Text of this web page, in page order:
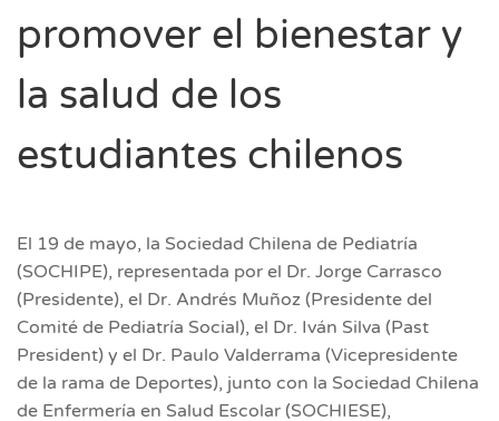
promover el bienestar y
la salud de los
estudiantes chilenos
El 19 de mayo, la Sociedad Chilena de Pediatría
(SOCHIPE), representada por el Dr. Jorge Carrasco
(Presidente), el Dr. Andrés Muñoz (Presidente del
Comité de Pediatría Social), el Dr. Iván Silva (Past
President) y el Dr. Paulo Valderrama (Vicepresidente
de la rama de Deportes), junto con la Sociedad Chilena
de Enfermería en Salud Escolar (SOCHIESE),